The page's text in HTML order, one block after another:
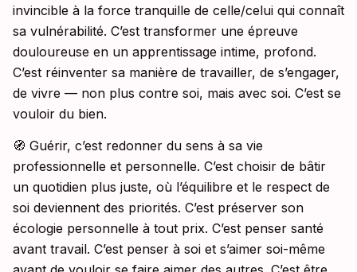
invincible à la force tranquille de celle/celui qui connaît
sa vulnérabilité. C’est transformer une épreuve
douloureuse en un apprentissage intime, profond.
C’est réinventer sa manière de travailler, de s’engager,
de vivre — non plus contre soi, mais avec soi. C’est se
vouloir du bien.
🧭 Guérir, c’est redonner du sens à sa vie
professionnelle et personnelle. C’est choisir de bâtir
un quotidien plus juste, où l’équilibre et le respect de
soi deviennent des priorités. C’est préserver son
écologie personnelle à tout prix. C’est penser santé
avant travail. C’est penser à soi et s’aimer soi-même